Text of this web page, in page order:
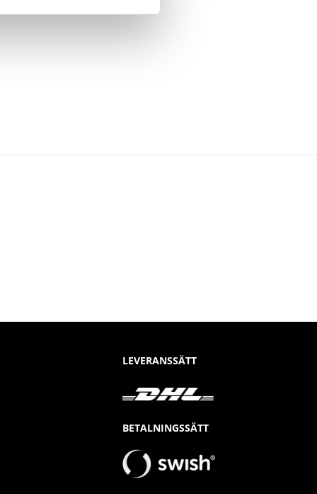
LEVERANSSÄTT
BETALNINGSSÄTT